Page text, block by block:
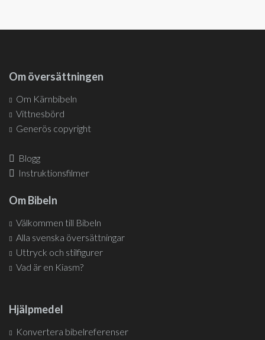
Om översättningen
Om Kärnbibeln
Vittnesbörd
Generös copyright
Blogg
Instruktionsfilmer
Om Bibeln
Välkommen till Bibeln
Alla svenska översättningar
Uttryck och stilfigurer
Vad är en Kiasm?
Hjälpmedel
Konvertera bibelreferenser